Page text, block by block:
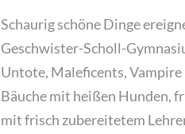
Schaurig schöne Dinge
Geschwister-Scholl-
Untote, Maleficents,
Bäuche mit heißen Hunden,
mit frisch zubereitetem